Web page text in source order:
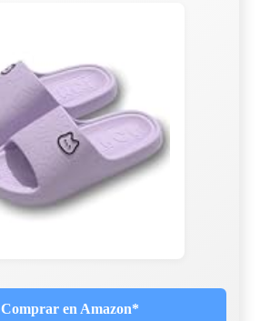
Comprar en Amazon*